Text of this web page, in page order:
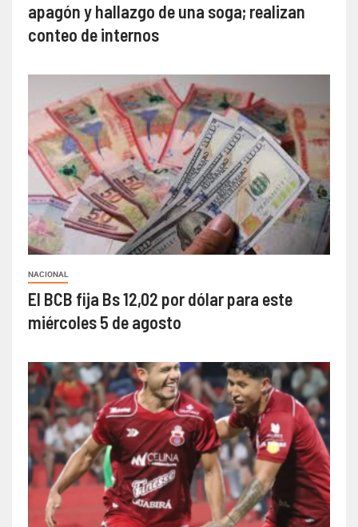
apagón y hallazgo de una soga; realizan
conteo de internos
NACIONAL
El BCB fija Bs 12,02 por dólar para este
miércoles 5 de agosto